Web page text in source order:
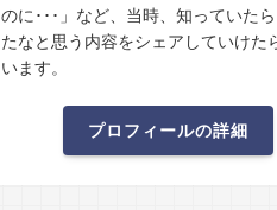
のに･･･」など、当時、知っていた
たなと思う内容をシェアしていけた
います。
プロフィールの詳細